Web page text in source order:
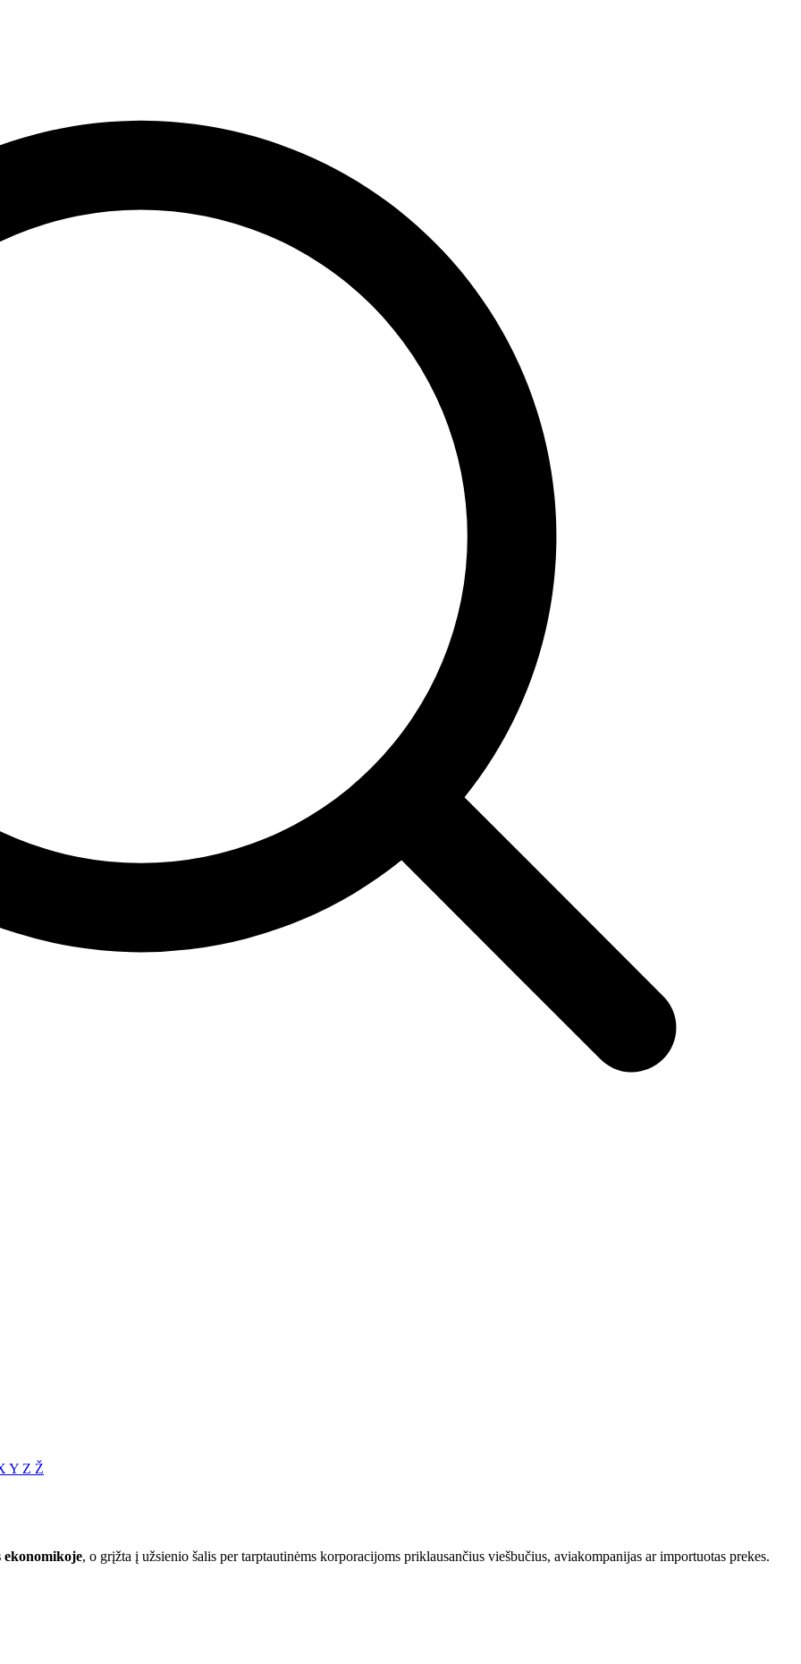
Y Z Ž
ekonomikoje, o grįžta į užsienio šalis per tarptautinėms korporacijoms priklausančius viešbučius, aviakompanijas ar importuotas prekes.